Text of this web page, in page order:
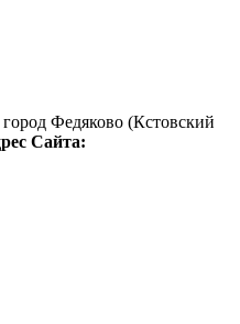
город Федяково (Кстовский
Сайта: